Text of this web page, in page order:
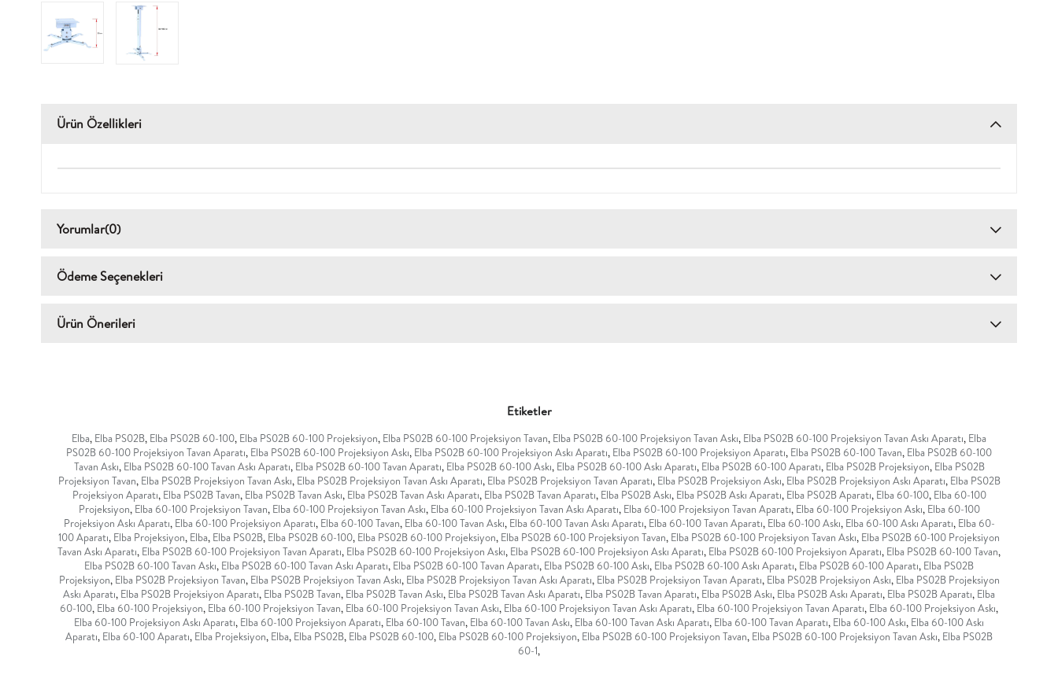
Ürün Özellikleri
Yorumlar(0)
Ödeme Seçenekleri
Ürün Önerileri
Etiketler
Elba, Elba PS02B, Elba PS02B 60-100, Elba PS02B 60-100 Projeksiyon, Elba PS02B 60-100 Projeksiyon Tavan, Elba PS02B 60-100 Projeksiyon Tavan Askı, Elba PS02B 60-100 Projeksiyon Tavan Askı Aparatı, Elba
PS02B 60-100 Projeksiyon Tavan Aparatı, Elba PS02B 60-100 Projeksiyon Askı, Elba PS02B 60-100 Projeksiyon Askı Aparatı, Elba PS02B 60-100 Projeksiyon Aparatı, Elba PS02B 60-100 Tavan, Elba PS02B 60-100
Tavan Askı, Elba PS02B 60-100 Tavan Askı Aparatı, Elba PS02B 60-100 Tavan Aparatı, Elba PS02B 60-100 Askı, Elba PS02B 60-100 Askı Aparatı, Elba PS02B 60-100 Aparatı, Elba PS02B Projeksiyon, Elba PS02B
Projeksiyon Tavan, Elba PS02B Projeksiyon Tavan Askı, Elba PS02B Projeksiyon Tavan Askı Aparatı, Elba PS02B Projeksiyon Tavan Aparatı, Elba PS02B Projeksiyon Askı, Elba PS02B Projeksiyon Askı Aparatı, Elba PS02B
Projeksiyon Aparatı, Elba PS02B Tavan, Elba PS02B Tavan Askı, Elba PS02B Tavan Askı Aparatı, Elba PS02B Tavan Aparatı, Elba PS02B Askı, Elba PS02B Askı Aparatı, Elba PS02B Aparatı, Elba 60-100, Elba 60-100
Projeksiyon, Elba 60-100 Projeksiyon Tavan, Elba 60-100 Projeksiyon Tavan Askı, Elba 60-100 Projeksiyon Tavan Askı Aparatı, Elba 60-100 Projeksiyon Tavan Aparatı, Elba 60-100 Projeksiyon Askı, Elba 60-100
Projeksiyon Askı Aparatı, Elba 60-100 Projeksiyon Aparatı, Elba 60-100 Tavan, Elba 60-100 Tavan Askı, Elba 60-100 Tavan Askı Aparatı, Elba 60-100 Tavan Aparatı, Elba 60-100 Askı, Elba 60-100 Askı Aparatı, Elba 60-
100 Aparatı, Elba Projeksiyon, Elba, Elba PS02B, Elba PS02B 60-100, Elba PS02B 60-100 Projeksiyon, Elba PS02B 60-100 Projeksiyon Tavan, Elba PS02B 60-100 Projeksiyon Tavan Askı, Elba PS02B 60-100 Projeksiyon
Tavan Askı Aparatı, Elba PS02B 60-100 Projeksiyon Tavan Aparatı, Elba PS02B 60-100 Projeksiyon Askı, Elba PS02B 60-100 Projeksiyon Askı Aparatı, Elba PS02B 60-100 Projeksiyon Aparatı, Elba PS02B 60-100 Tavan,
Elba PS02B 60-100 Tavan Askı, Elba PS02B 60-100 Tavan Askı Aparatı, Elba PS02B 60-100 Tavan Aparatı, Elba PS02B 60-100 Askı, Elba PS02B 60-100 Askı Aparatı, Elba PS02B 60-100 Aparatı, Elba PS02B
Projeksiyon, Elba PS02B Projeksiyon Tavan, Elba PS02B Projeksiyon Tavan Askı, Elba PS02B Projeksiyon Tavan Askı Aparatı, Elba PS02B Projeksiyon Tavan Aparatı, Elba PS02B Projeksiyon Askı, Elba PS02B Projeksiyon
Askı Aparatı, Elba PS02B Projeksiyon Aparatı, Elba PS02B Tavan, Elba PS02B Tavan Askı, Elba PS02B Tavan Askı Aparatı, Elba PS02B Tavan Aparatı, Elba PS02B Askı, Elba PS02B Askı Aparatı, Elba PS02B Aparatı, Elba
60-100, Elba 60-100 Projeksiyon, Elba 60-100 Projeksiyon Tavan, Elba 60-100 Projeksiyon Tavan Askı, Elba 60-100 Projeksiyon Tavan Askı Aparatı, Elba 60-100 Projeksiyon Tavan Aparatı, Elba 60-100 Projeksiyon Askı,
Elba 60-100 Projeksiyon Askı Aparatı, Elba 60-100 Projeksiyon Aparatı, Elba 60-100 Tavan, Elba 60-100 Tavan Askı, Elba 60-100 Tavan Askı Aparatı, Elba 60-100 Tavan Aparatı, Elba 60-100 Askı, Elba 60-100 Askı
Aparatı, Elba 60-100 Aparatı, Elba Projeksiyon, Elba, Elba PS02B, Elba PS02B 60-100, Elba PS02B 60-100 Projeksiyon, Elba PS02B 60-100 Projeksiyon Tavan, Elba PS02B 60-100 Projeksiyon Tavan Askı, Elba PS02B
60-1,